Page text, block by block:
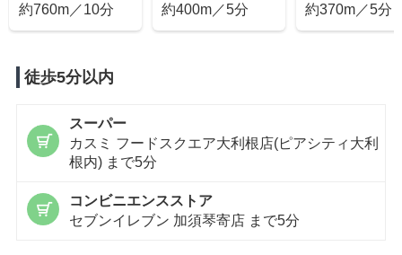
クエア大利根店
(ピアシティ大利
約400m／5分
加須琴寄店
約370m／5分
セキ 北下新井
約450m／6分
徒歩5分以内
スーパー
カスミ フードスクエア大利根店(ピアシティ大利
根内) まで5分
コンビニエンスストア
セブンイレブン 加須琴寄店 まで5分